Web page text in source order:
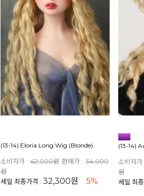
(13-14) Eloria Long Wig (Blonde)
소비자가 : 42,000원 판매가 : 34,000
원
세일 최종가격 : 32,300원 5%
(13-14)
소비자가
원
세일 최